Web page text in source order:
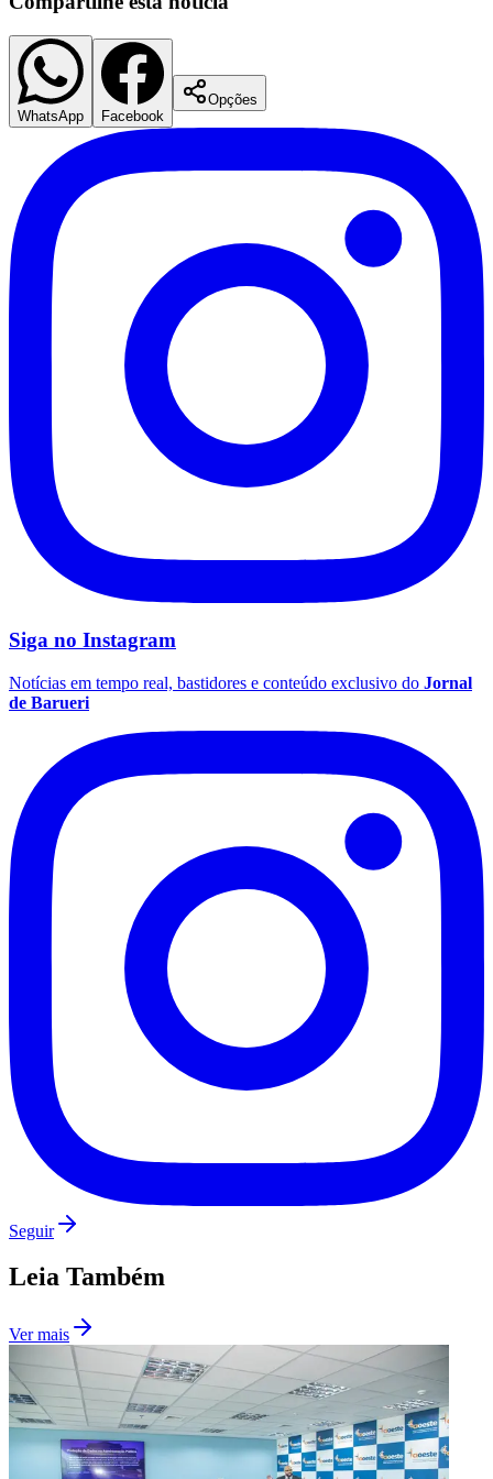
Corinthians
Palmeiras
WhatsApp Facebook
Opções
Siga no Instagram
Notícias em tempo real, bastidores e conteúdo exclusivo do Jornal
de Barueri
Seguir
Leia Também
Ver mais